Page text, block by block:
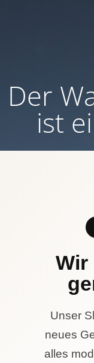
Der
ist
Wir
Unser
neues
alles